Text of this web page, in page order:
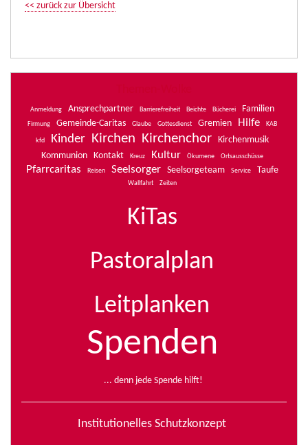
<< zurück zur Übersicht
Anmeldung Ansprechpartner Barrierefreiheit Beichte Bücherei Familien
Firmung Gemeinde-Caritas Glaube Gottesdienst Gremien Hilfe KAB
kfd Kinder Kirchen Kirchenchor
Kirchenmusik
Kommunion
Kontakt Kreuz Kultur Ökumene Ortsausschüsse
Pfarrcaritas Reisen Seelsorger Seelsorgeteam Service Taufe
Wallfahrt Zeiten
KiTas
Pastoralplan
Leitplanken
Spenden
... denn jede Spende hilft!
Institutionelles Schutzkonzept